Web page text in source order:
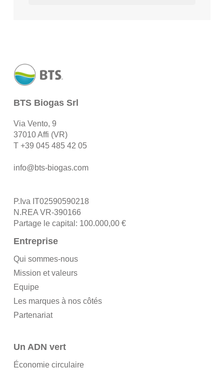
BTS Biogas Srl
Via Vento, 9
37010 Affi (VR)
T +39 045 485 42 05
info@bts-biogas.com
P.Iva IT02590590218
N.REA VR-390166
Partage le capital: 100.000,00 €
Entreprise
Qui sommes-nous
Mission et valeurs
Equipe
Les marques à nos côtés
Partenariat
Un ADN vert
Économie circulaire